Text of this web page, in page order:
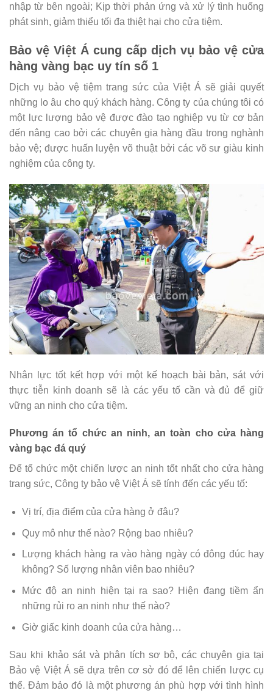
nhập từ bên ngoài; Kịp thời phản ứng và xử lý tình huống
phát sinh, giảm thiểu tối đa thiệt hại cho cửa tiệm.
Bảo vệ Việt Á cung cấp dịch vụ bảo vệ cửa
hàng vàng bạc uy tín số 1
Dịch vụ bảo vệ tiệm trang sức của Việt Á sẽ giải quyết
những lo âu cho quý khách hàng. Công ty của chúng tôi có
một lực lượng bảo vệ được đào tạo nghiệp vụ từ cơ bản
đến nâng cao bởi các chuyên gia hàng đầu trong nghành
bảo vệ; được huấn luyện võ thuật bởi các võ sư giàu kinh
nghiệm của công ty.
Nhân lực tốt kết hợp với một kế hoạch bài bản, sát với
thực tiễn kinh doanh sẽ là các yếu tố cần và đủ để giữ
vững an ninh cho cửa tiệm.
Phương án tổ chức an ninh, an toàn cho cửa hàng
vàng bạc đá quý
Để tổ chức một chiến lược an ninh tốt nhất cho cửa hàng
trang sức, Công ty bảo vệ Việt Á sẽ tính đến các yếu tố:
Vị trí, địa điểm của cửa hàng ở đâu?
Quy mô như thế nào? Rộng bao nhiêu?
Lượng khách hàng ra vào hàng ngày có đông đúc hay
không? Số lượng nhân viên bao nhiêu?
Mức độ an ninh hiện tại ra sao? Hiện đang tiềm ẩn
những rủi ro an ninh như thế nào?
Giờ giấc kinh doanh của cửa hàng…
Sau khi khảo sát và phân tích sơ bộ, các chuyên gia tại
Bảo vệ Việt Á sẽ dựa trên cơ sở đó để lên chiến lược cụ
thể. Đảm bảo đó là một phương án phù hợp với tình hình